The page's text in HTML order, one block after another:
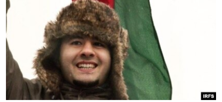
ARAŞDIRMA
MULTIMEDIA
FOTOQALEREYA
İNFOQRAFIKA
KARIKATURA
RADIO ARXIV
OXU ZALI
AZƏRBAYCAN ƏDƏBIYYATI KITABXANASI
İSLAM VƏ DEMOKRATIYA
HAQQIMIZDA
MISSIYAMIZ
PEŞƏ ETIKASI VƏ JURNALISTIKA STANDARTLARIMIZ
BIZI IZLƏ